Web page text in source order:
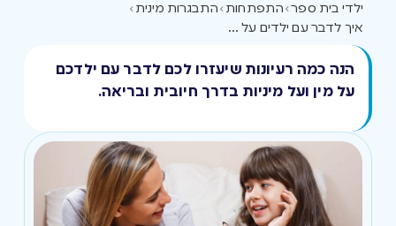
ילדי בית ספר›התפתחות›התבגרות מינית›
איך לדבר עם ילדים על מיניות
הנה כמה רעיונות שיעזרו לכם לדבר עם ילדכם
על מין ועל מיניות בדרך חיובית ובריאה.